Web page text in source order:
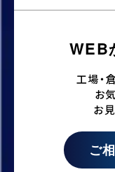
WEB
工場・
お
お
ご